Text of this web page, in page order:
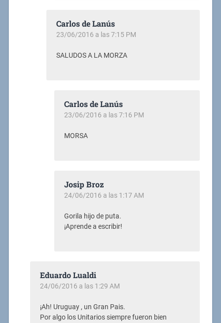
Carlos de Lanús
23/06/2016 a las 7:15 PM
SALUDOS A LA MORZA
Carlos de Lanús
23/06/2016 a las 7:16 PM
MORSA
Josip Broz
24/06/2016 a las 1:17 AM
Gorila hijo de puta.
¡Aprende a escribir!
Eduardo Lualdi
24/06/2016 a las 1:29 AM
¡Ah! Uruguay , un Gran Pais.
Por algo los Unitarios siempre fueron bien